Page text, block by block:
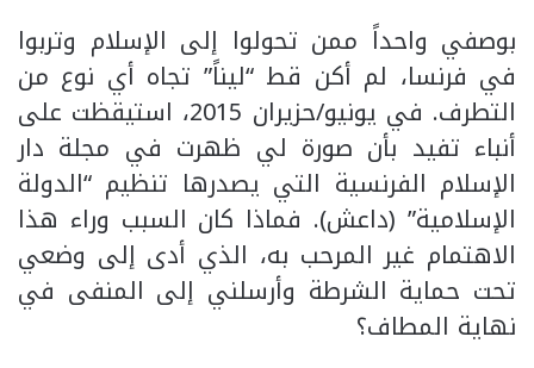
بوصفي واحداً ممن تحولوا إلى الإسلام وتربوا
في فرنسا، لم أكن قط “ليناً” تجاه أي نوع من
التطرف. في يونيو/حزيران 2015، استيقظت على
أنباء تفيد بأن صورة لي ظهرت في مجلة دار
الإسلام الفرنسية التي يصدرها تنظيم “الدولة
الإسلامية” (داعش). فماذا كان السبب وراء هذا
الاهتمام غير المرحب به، الذي أدى إلى وضعي
تحت حماية الشرطة وأرسلني إلى المنفى في
نهاية المطاف؟